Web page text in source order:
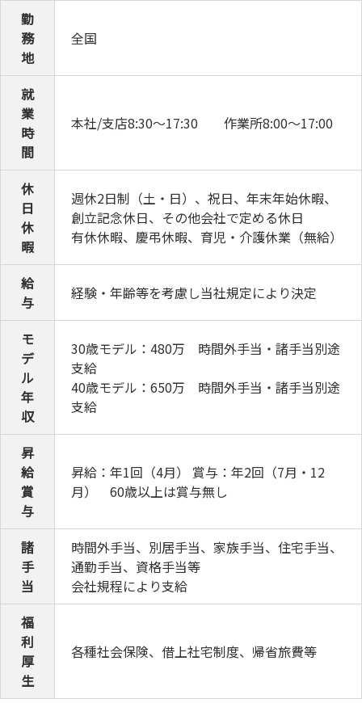
勤
務
地
全国
就
業
時
間
本社/支店8:30～17:30 作業所8:00～17:00
休
日
休
暇
週休2日制（土・日）、祝日、年末年始休暇、
創立記念休日、その他会社で定める休日
有休休暇、慶弔休暇、育児・介護休業（無給）
給
与
経験・年齢等を考慮し当社規定により決定
モ
デ
ル
年
収
30歳モデル：480万 時間外手当・諸手当別途
支給
40歳モデル：650万 時間外手当・諸手当別途
支給
昇
給
賞
与
昇給：年1回（4月） 賞与：年2回（7月・12
月） 60歳以上は賞与無し
諸
手
当
時間外手当、別居手当、家族手当、住宅手当、
通勤手当、資格手当等
会社規程により支給
福
利
厚
生
各種社会保険、借上社宅制度、帰省旅費等